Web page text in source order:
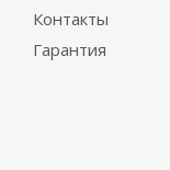
Контакты
Гарантия